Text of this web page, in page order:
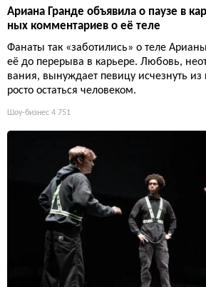
Ариана Гранде объявила о паузе в
ных комментариев о её теле
Фанаты так «заботились» о теле
её до перерыва в карьере. Любовь,
вания, вынуждает певицу исчезнуть
росто остаться человеком.
Шоу-бизнес 4 751